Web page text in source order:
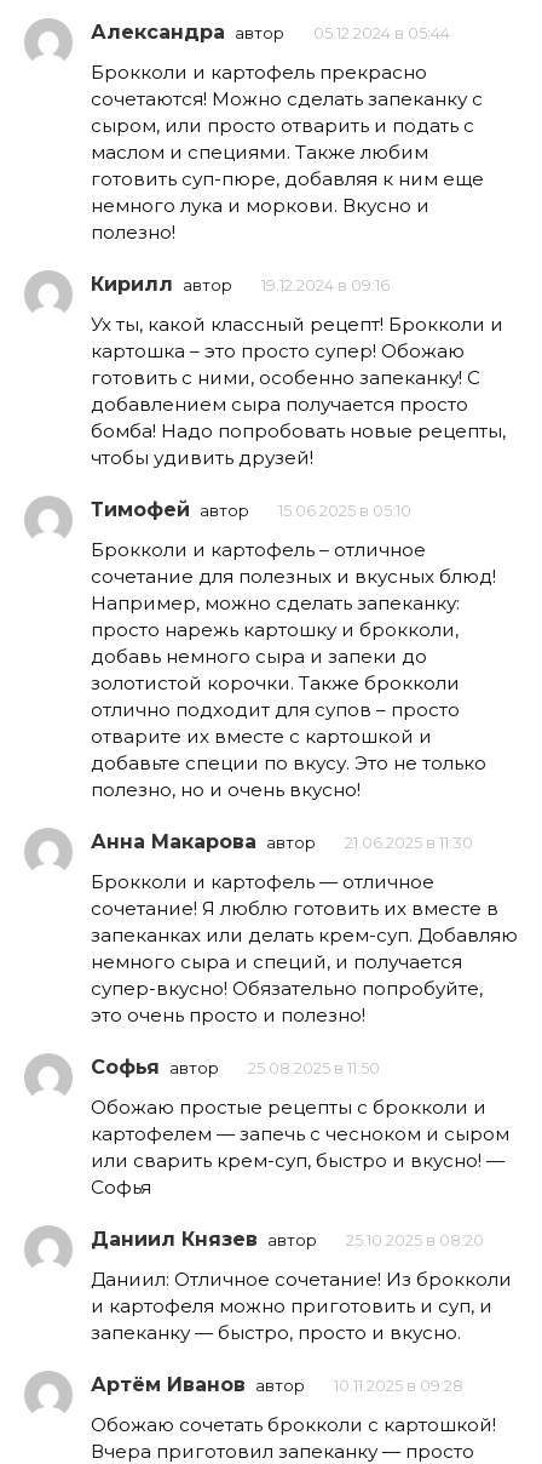
Александра автор 05.12.2024 в 05:44
Брокколи и картофель прекрасно
сочетаются! Можно сделать запеканку с
сыром, или просто отварить и подать с
маслом и специями. Также любим
готовить суп-пюре, добавляя к ним еще
немного лука и моркови. Вкусно и
полезно!
Кирилл автор 19.12.2024 в 09:16
Ух ты, какой классный рецепт! Брокколи и
картошка – это просто супер! Обожаю
готовить с ними, особенно запеканку! С
добавлением сыра получается просто
бомба! Надо попробовать новые рецепты,
чтобы удивить друзей!
Тимофей автор 15.06.2025 в 05:10
Брокколи и картофель – отличное
сочетание для полезных и вкусных блюд!
Например, можно сделать запеканку:
просто нарежь картошку и брокколи,
добавь немного сыра и запеки до
золотистой корочки. Также брокколи
отлично подходит для супов – просто
отварите их вместе с картошкой и
добавьте специи по вкусу. Это не только
полезно, но и очень вкусно!
Анна Макарова автор 21.06.2025 в 11:30
Брокколи и картофель — отличное
сочетание! Я люблю готовить их вместе в
запеканках или делать крем-суп. Добавляю
немного сыра и специй, и получается
супер-вкусно! Обязательно попробуйте,
это очень просто и полезно!
Софья автор 25.08.2025 в 11:50
Обожаю простые рецепты с брокколи и
картофелем — запечь с чесноком и сыром
или сварить крем-суп, быстро и вкусно! —
Софья
Даниил Князев автор 25.10.2025 в 08:20
Даниил: Отличное сочетание! Из брокколи
и картофеля можно приготовить и суп, и
запеканку — быстро, просто и вкусно.
Артём Иванов автор 10.11.2025 в 09:28
Обожаю сочетать брокколи с картошкой!
Вчера приготовил запеканку — просто